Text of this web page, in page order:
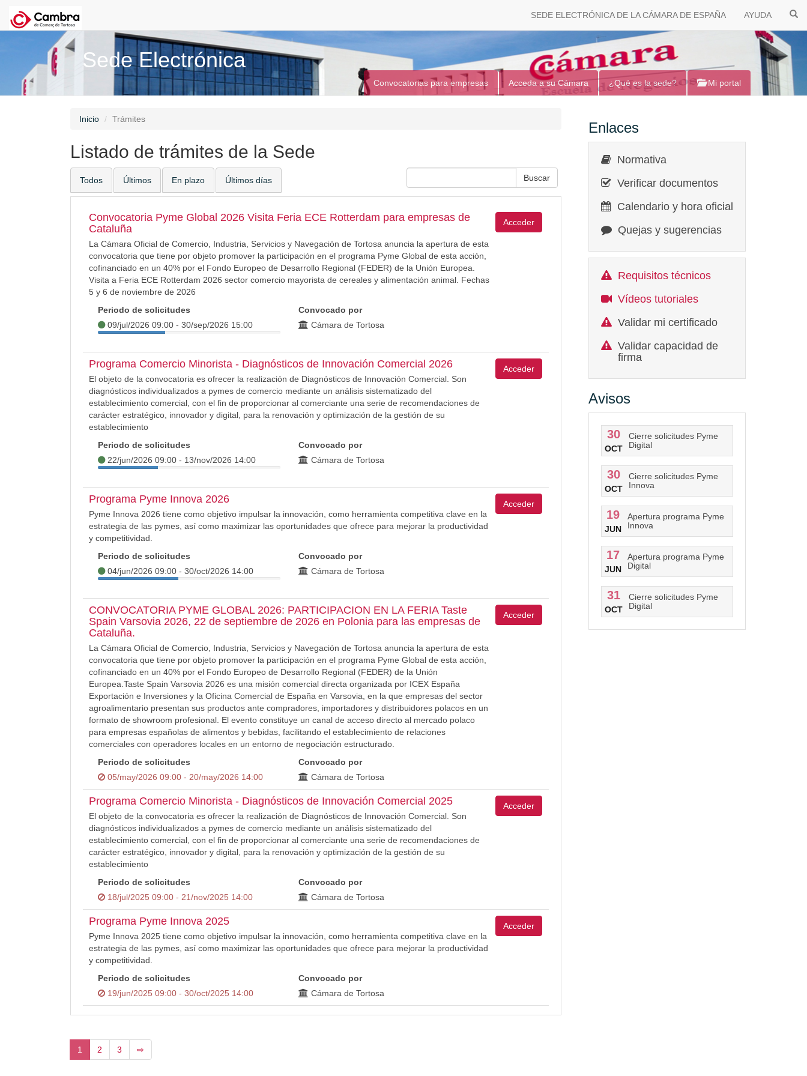
SEDE ELECTRÓNICA DE LA CÁMARA DE ESPAÑA AYUDA
Sede Electrónica
Convocatorias para empresas Acceda a su Cámara ¿Qué es la sede? Mi portal
Inicio Trámites
Listado de trámites de la Sede
Todos Últimos En plazo Últimos días
Convocatoria Pyme Global 2026 Visita Feria ECE Rotterdam para empresas de
Cataluña
La Cámara Oficial de Comercio, Industria, Servicios y Navegación de Tortosa anuncia la apertura de esta
convocatoria que tiene por objeto promover la participación en el programa Pyme Global de esta acción,
cofinanciado en un 40% por el Fondo Europeo de Desarrollo Regional (FEDER) de la Unión Europea.
Visita a Feria ECE Rotterdam 2026 sector comercio mayorista de cereales y alimentación animal. Fechas
5 y 6 de noviembre de 2026
Periodo de solicitudes
09/jul/2026 09:00 - 30/sep/2026 15:00
Convocado por
Cámara de Tortosa
Acceder
Programa Comercio Minorista - Diagnósticos de Innovación Comercial 2026
El objeto de la convocatoria es ofrecer la realización de Diagnósticos de Innovación Comercial. Son
diagnósticos individualizados a pymes de comercio mediante un análisis sistematizado del
establecimiento comercial, con el fin de proporcionar al comerciante una serie de recomendaciones de
carácter estratégico, innovador y digital, para la renovación y optimización de la gestión de su
establecimiento
Periodo de solicitudes
22/jun/2026 09:00 - 13/nov/2026 14:00
Convocado por
Cámara de Tortosa
Acceder
Programa Pyme Innova 2026
Pyme Innova 2026 tiene como objetivo impulsar la innovación, como herramienta competitiva clave en la
estrategia de las pymes, así como maximizar las oportunidades que ofrece para mejorar la productividad
y competitividad.
Periodo de solicitudes
04/jun/2026 09:00 - 30/oct/2026 14:00
Convocado por
Cámara de Tortosa
Acceder
CONVOCATORIA PYME GLOBAL 2026: PARTICIPACION EN LA FERIA Taste
Spain Varsovia 2026, 22 de septiembre de 2026 en Polonia para las empresas de
Cataluña.
La Cámara Oficial de Comercio, Industria, Servicios y Navegación de Tortosa anuncia la apertura de esta
convocatoria que tiene por objeto promover la participación en el programa Pyme Global de esta acción,
cofinanciado en un 40% por el Fondo Europeo de Desarrollo Regional (FEDER) de la Unión
Europea.Taste Spain Varsovia 2026 es una misión comercial directa organizada por ICEX España
Exportación e Inversiones y la Oficina Comercial de España en Varsovia, en la que empresas del sector
agroalimentario presentan sus productos ante compradores, importadores y distribuidores polacos en un
formato de showroom profesional. El evento constituye un canal de acceso directo al mercado polaco
para empresas españolas de alimentos y bebidas, facilitando el establecimiento de relaciones
comerciales con operadores locales en un entorno de negociación estructurado.
Periodo de solicitudes
05/may/2026 09:00 - 20/may/2026 14:00
Convocado por
Cámara de Tortosa
Acceder
Programa Comercio Minorista - Diagnósticos de Innovación Comercial 2025
El objeto de la convocatoria es ofrecer la realización de Diagnósticos de Innovación Comercial. Son
diagnósticos individualizados a pymes de comercio mediante un análisis sistematizado del
establecimiento comercial, con el fin de proporcionar al comerciante una serie de recomendaciones de
carácter estratégico, innovador y digital, para la renovación y optimización de la gestión de su
establecimiento
Periodo de solicitudes
18/jul/2025 09:00 - 21/nov/2025 14:00
Convocado por
Cámara de Tortosa
Acceder
Programa Pyme Innova 2025
Pyme Innova 2025 tiene como objetivo impulsar la innovación, como herramienta competitiva clave en la
estrategia de las pymes, así como maximizar las oportunidades que ofrece para mejorar la productividad
y competitividad.
Periodo de solicitudes
19/jun/2025 09:00 - 30/oct/2025 14:00
Convocado por
Cámara de Tortosa
Acceder
1 2 3 ⇨
Enlaces
Normativa
Verificar documentos
Calendario y hora oficial
Quejas y sugerencias
Requisitos técnicos
Vídeos tutoriales
Validar mi certificado
Validar capacidad de
firma
Avisos
30
OCT
Cierre solicitudes Pyme
Digital
30
OCT
Cierre solicitudes Pyme
Innova
19
JUN
Apertura programa Pyme
Innova
17
JUN
Apertura programa Pyme
Digital
31
OCT
Cierre solicitudes Pyme
Digital